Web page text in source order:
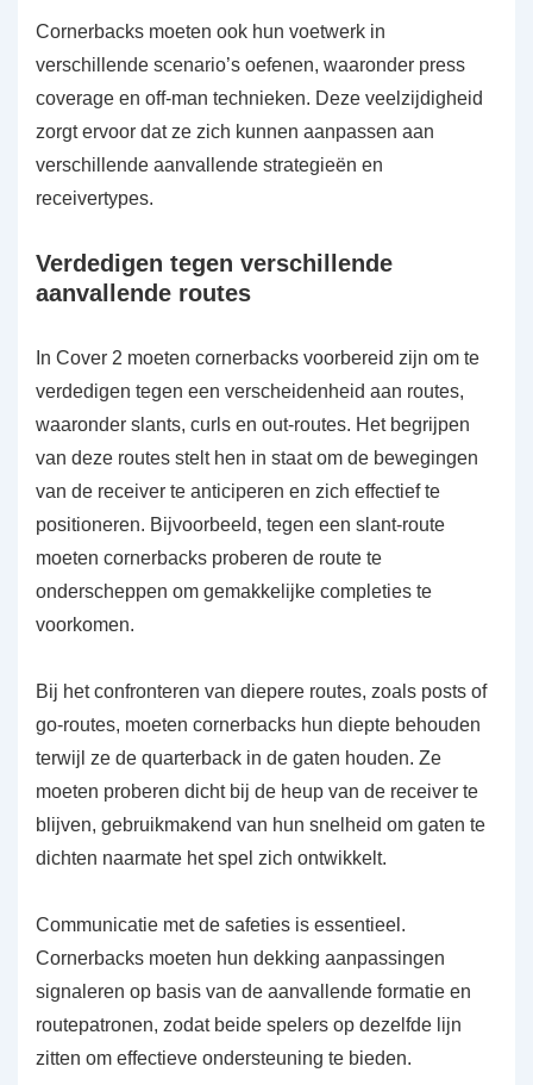
Cornerbacks moeten ook hun voetwerk in
verschillende scenario’s oefenen, waaronder press
coverage en off-man technieken. Deze veelzijdigheid
zorgt ervoor dat ze zich kunnen aanpassen aan
verschillende aanvallende strategieën en
receivertypes.
Verdedigen tegen verschillende
aanvallende routes
In Cover 2 moeten cornerbacks voorbereid zijn om te
verdedigen tegen een verscheidenheid aan routes,
waaronder slants, curls en out-routes. Het begrijpen
van deze routes stelt hen in staat om de bewegingen
van de receiver te anticiperen en zich effectief te
positioneren. Bijvoorbeeld, tegen een slant-route
moeten cornerbacks proberen de route te
onderscheppen om gemakkelijke completies te
voorkomen.
Bij het confronteren van diepere routes, zoals posts of
go-routes, moeten cornerbacks hun diepte behouden
terwijl ze de quarterback in de gaten houden. Ze
moeten proberen dicht bij de heup van de receiver te
blijven, gebruikmakend van hun snelheid om gaten te
dichten naarmate het spel zich ontwikkelt.
Communicatie met de safeties is essentieel.
Cornerbacks moeten hun dekking aanpassingen
signaleren op basis van de aanvallende formatie en
routepatronen, zodat beide spelers op dezelfde lijn
zitten om effectieve ondersteuning te bieden.